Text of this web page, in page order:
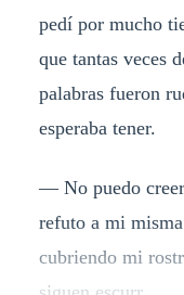
pedí por mucho
que tantas veces
palabras fueron
esperaba tener.
— No puedo
refuto a mi
cubriendo mi